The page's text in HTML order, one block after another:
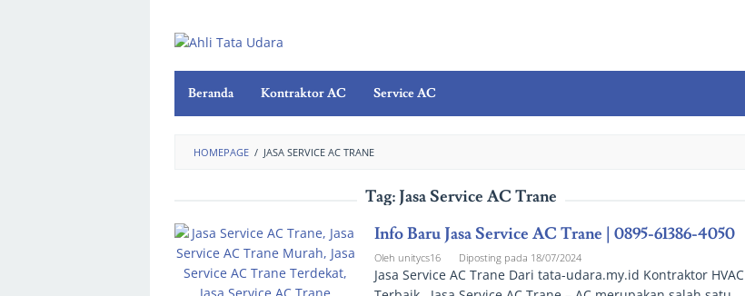
Beranda Kontraktor AC Service AC
HOMEPAGE / JASA SERVICE AC TRANE
Tag: Jasa Service AC Trane
Info Baru Jasa Service AC Trane | 0895-61386-4050
Oleh unitycs16 Diposting pada 18/07/2024
Jasa Service AC Trane Dari tata-udara.my.id Kontraktor HVAC